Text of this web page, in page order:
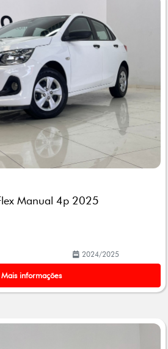
Manual 4p 2025
2024/2025
Mais informações